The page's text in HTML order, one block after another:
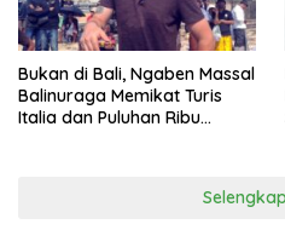
Bukan di Bali, Ngaben Massal
Balinuraga Memikat Turis
Italia dan Puluhan Ribu